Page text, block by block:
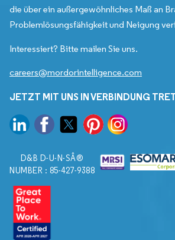
die über ein außergewöhnliches Maß an
Problemlösungsfähigkeit und Neigung
Interessiert? Bitte mailen Sie uns.
careers@mordorintelligence.com
JETZT MIT UNS IN VERBINDUNG
D&B D-U-N-SÂ®
NUMBER : 85-427-9388